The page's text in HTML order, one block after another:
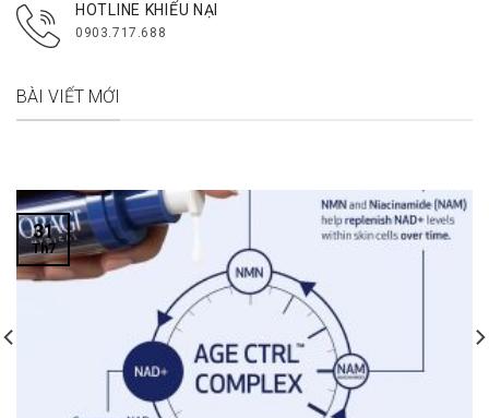
HOTLINE KHIẾU NẠI
0903.717.688
BÀI VIẾT MỚI
31
Th7